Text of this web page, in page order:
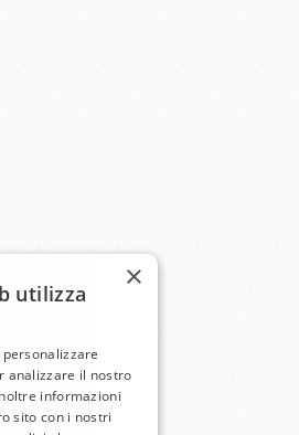
×
utilizza
analizzare il nostro
informazioni
sito con i nostri